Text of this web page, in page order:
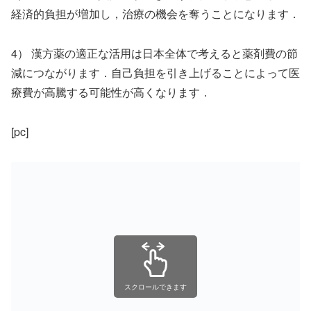
経済的負担が増加し，治療の機会を奪うことになります．
4） 漢方薬の適正な活用は日本全体で考えると薬剤費の節
減につながります．自己負担を引き上げることによって医
療費が高騰する可能性が高くなります．
[pc]
スクロールできます